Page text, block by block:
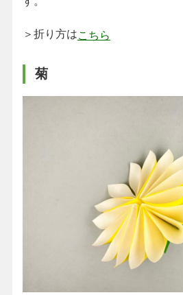
＞折り方は こちら
菊